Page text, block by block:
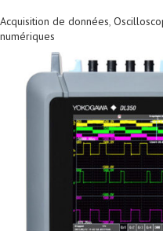
Acquisition de données,
numériques